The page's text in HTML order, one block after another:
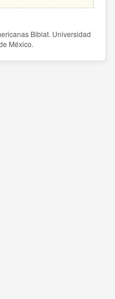
Biblat. Universidad
México.